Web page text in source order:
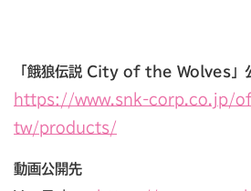
「餓狼伝説 City of the Wolves」
https://www.snk-corp.co.jp/
tw/products/
動画公開先